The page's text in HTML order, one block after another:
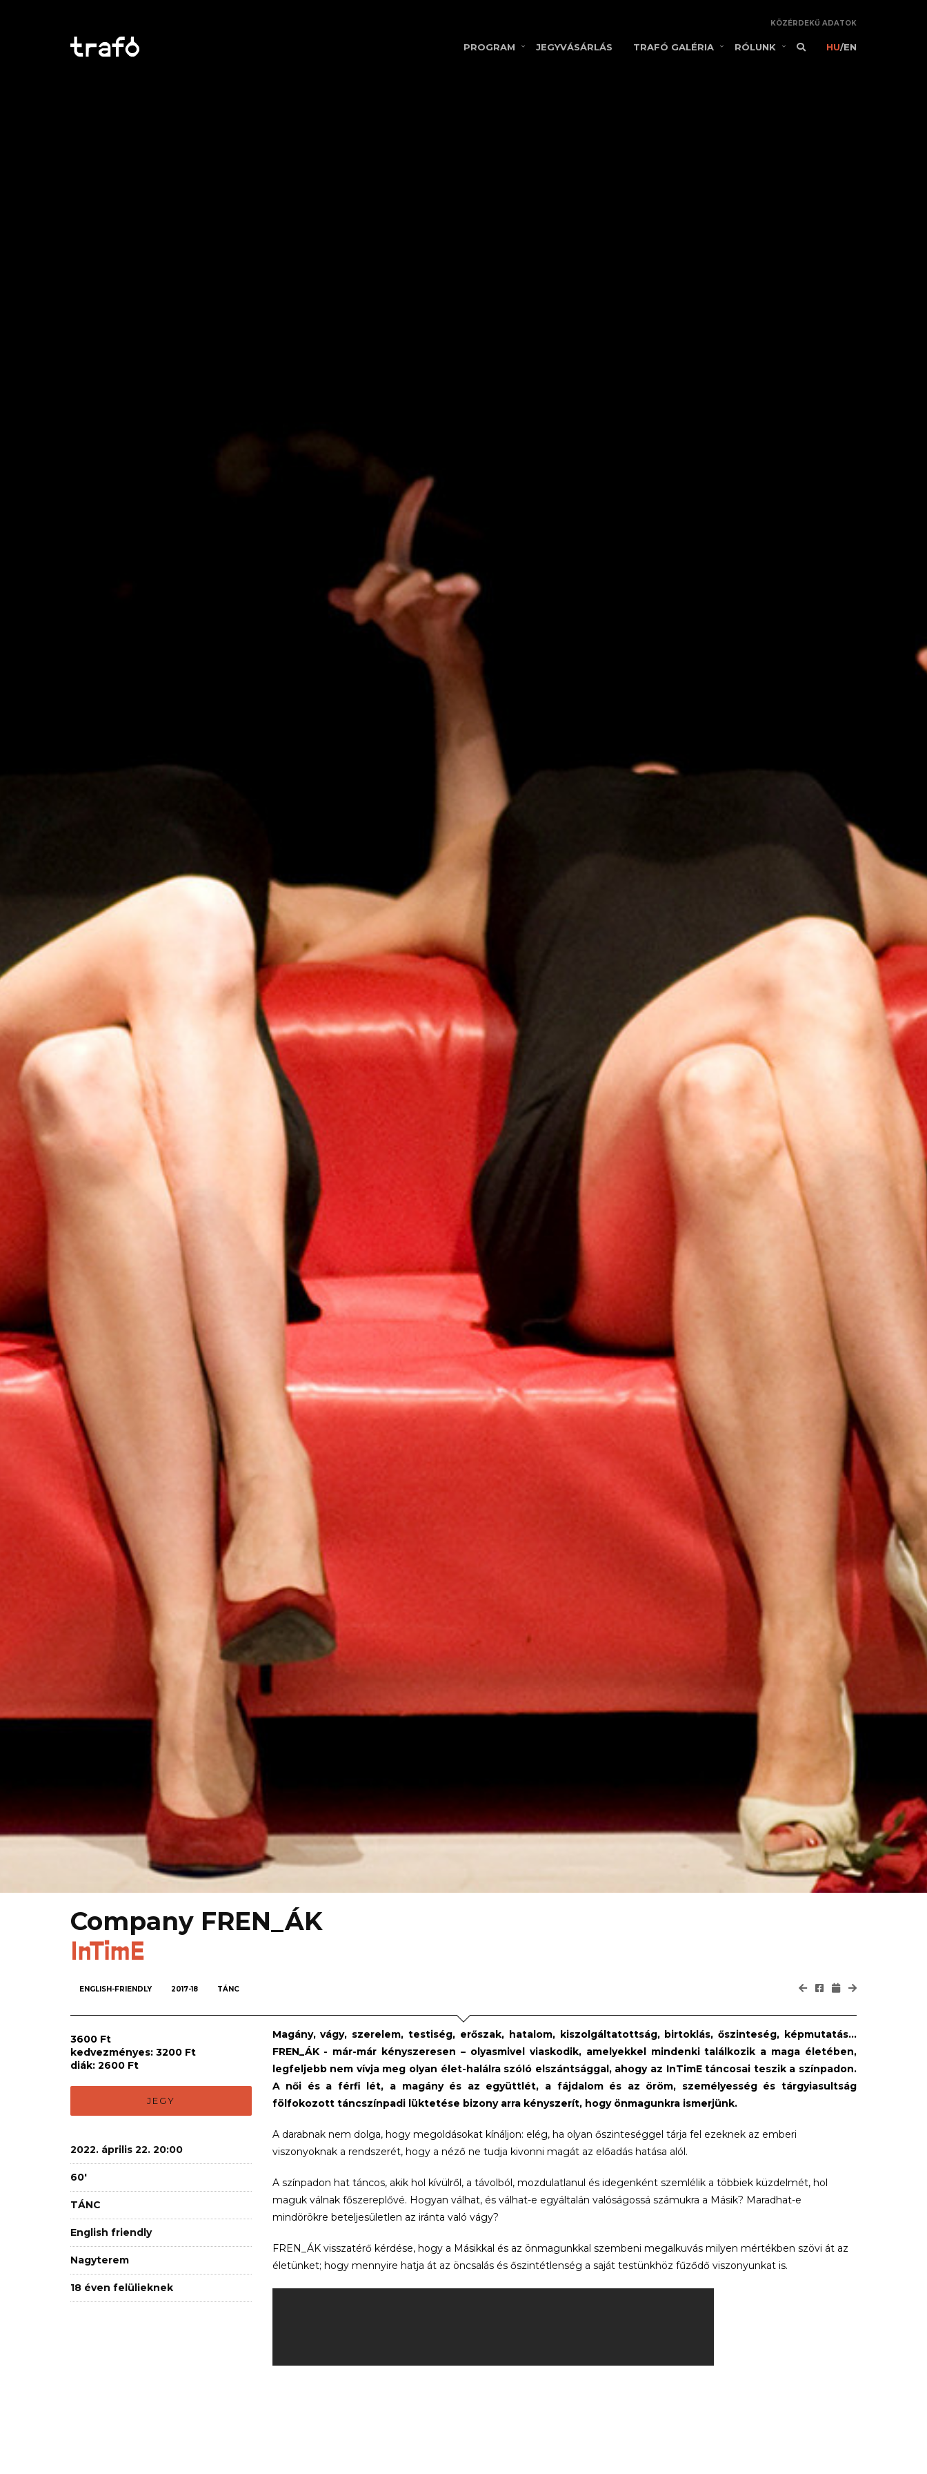
KÖZÉRDEKŰ ADATOK
PROGRAM JEGYVÁSÁRLÁS TRAFÓ GALÉRIA RÓLUNK HU/EN
Company FREN_ÁK
InTimE
ENGLISH-FRIENDLY 2017-18 TÁNC
3600 Ft
kedvezményes: 3200 Ft
diák: 2600 Ft
JEGY
2022. április 22. 20:00
60'
TÁNC
English friendly
Nagyterem
18 éven felülieknek
Magány, vágy, szerelem, testiség, erőszak, hatalom, kiszolgáltatottság, birtoklás, őszinteség, képmutatás…
FREN_ÁK - már-már kényszeresen – olyasmivel viaskodik, amelyekkel mindenki találkozik a maga életében,
legfeljebb nem vívja meg olyan élet-halálra szóló elszántsággal, ahogy az InTimE táncosai teszik a színpadon.
A női és a férfi lét, a magány és az együttlét, a fájdalom és az öröm, személyesség és tárgyiasultság
fölfokozott táncszínpadi lüktetése bizony arra kényszerít, hogy önmagunkra ismerjünk.
A darabnak nem dolga, hogy megoldásokat kínáljon: elég, ha olyan őszinteséggel tárja fel ezeknek az emberi
viszonyoknak a rendszerét, hogy a néző ne tudja kivonni magát az előadás hatása alól.
A színpadon hat táncos, akik hol kívülről, a távolból, mozdulatlanul és idegenként szemlélik a többiek küzdelmét, hol
maguk válnak főszereplővé. Hogyan válhat, és válhat-e egyáltalán valóságossá számukra a Másik? Maradhat-e
mindörökre beteljesületlen az iránta való vágy?
FREN_ÁK visszatérő kérdése, hogy a Másikkal és az önmagunkkal szembeni megalkuvás milyen mértékben szövi át az
életünket; hogy mennyire hatja át az öncsalás és őszintétlenség a saját testünkhöz fűződő viszonyunkat is.